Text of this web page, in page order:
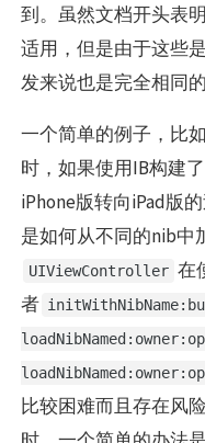
到。虽然文档开头表
适用，但是由于这些
发来说也是完全相同的
一个简单的例子，比
时，如果使用IB构建
iPhone版转向iPad版
是如何从不同的nib中
UIViewController 在
者
比较困难而且存在风